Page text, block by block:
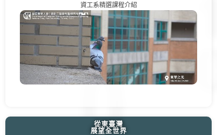
資工系精選課程介紹
從東臺灣
展望全世界